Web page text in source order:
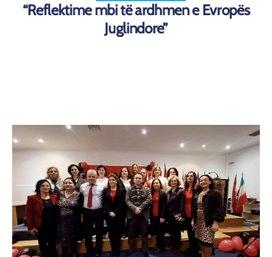
“Reflektime mbi të ardhmen e Evropës
Juglindore”